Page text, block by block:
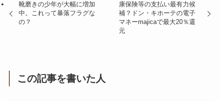
靴磨きの少年が大幅に増加
中。これって暴落フラグな
の？
康保険等の支払い最有力候
補？ドン・キホーテの電子
マネーmajicaで最大20％還
元
この記事を書いた人